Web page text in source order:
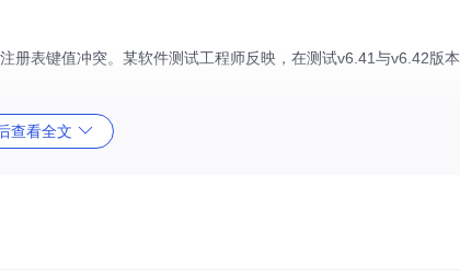
表键值冲突。某软件测试工程师反映，在测试v6.41与v6.42版本
查看全文